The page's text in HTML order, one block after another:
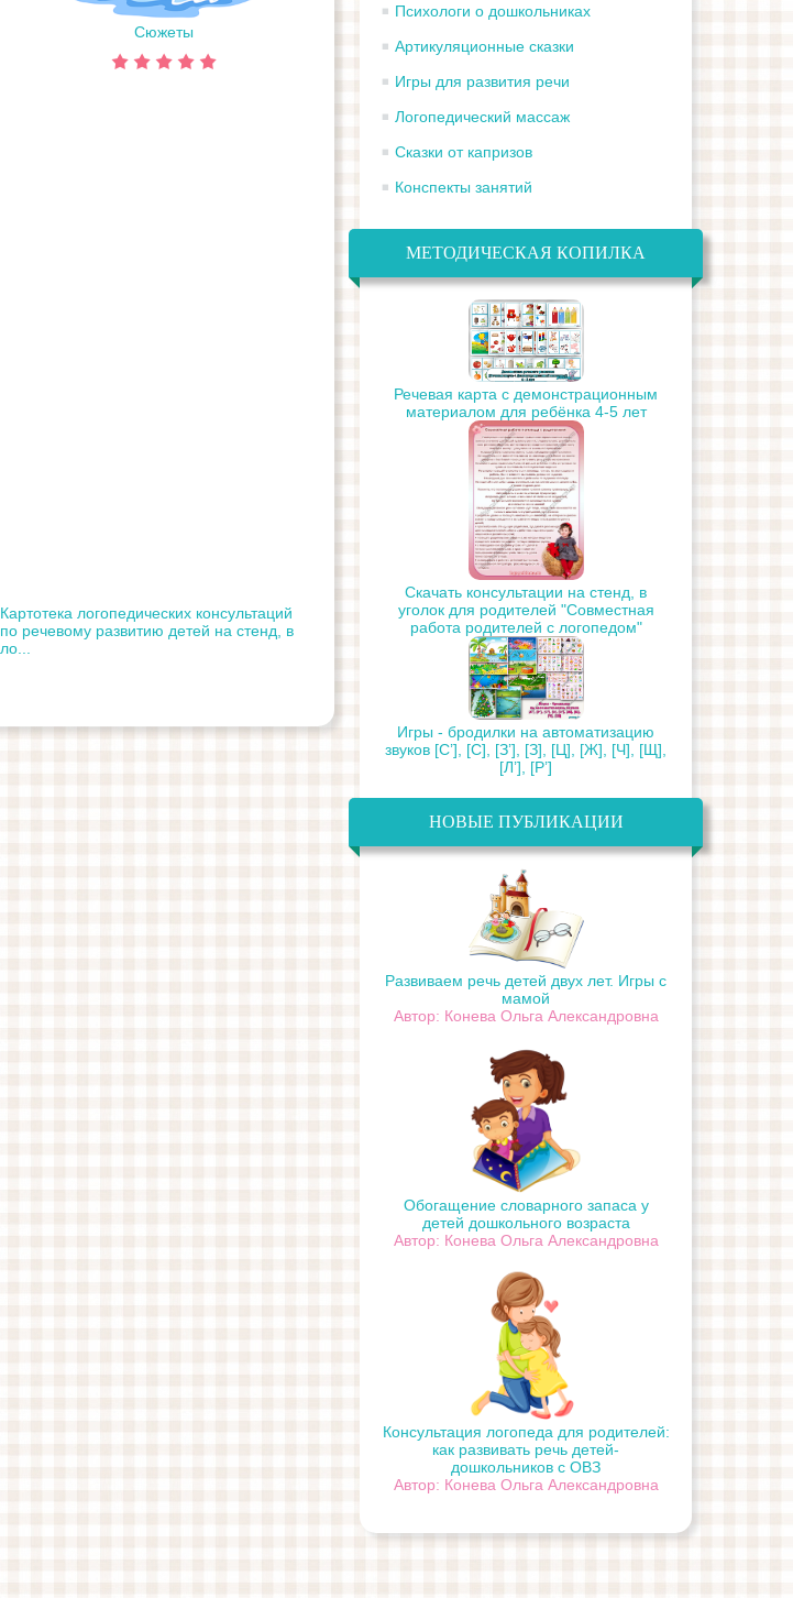
Сюжеты
Картотека логопедических консультаций
по речевому развитию детей на стенд, в
ло...
Психологи о дошкольниках
Артикуляционные сказки
Игры для развития речи
Логопедический массаж
Сказки от капризов
Конспекты занятий
МЕТОДИЧЕСКАЯ КОПИЛКА
Речевая карта с демонстрационным
материалом для ребёнка 4-5 лет
Скачать консультации на стенд, в
уголок для родителей "Совместная
работа родителей с логопедом"
Игры - бродилки на автоматизацию
звуков [С’], [С], [З’], [З], [Ц], [Ж], [Ч], [Щ],
[Л’], [Р’]
НОВЫЕ ПУБЛИКАЦИИ
Развиваем речь детей двух лет. Игры с
мамой
Автор: Конева Ольга Александровна
Обогащение словарного запаса у
детей дошкольного возраста
Автор: Конева Ольга Александровна
Консультация логопеда для родителей:
как развивать речь детей-
дошкольников с ОВЗ
Автор: Конева Ольга Александровна